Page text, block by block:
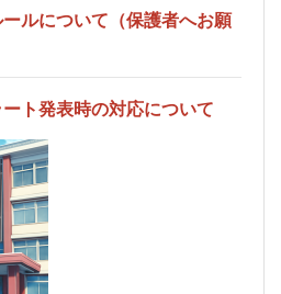
ルについて（保護者へお願
ト発表時の対応について